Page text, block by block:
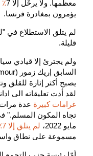
معظمها. ولا يرحَّل إلا 7 ٪
يؤمرون بمغادرة فرنسا.
لم يتلق الاستطلاع في
قليلة.
ولم يجترئ إلا قيادي
يصبح أكثر إثارة للقلق
لقد أدت تعليقاته الى
غرامات كبيرة عدة
تجاه المكون المسلم."
مايو 2022،
لم يتلق إلا 7٪ من الأصوات
مسموعة على نطاق